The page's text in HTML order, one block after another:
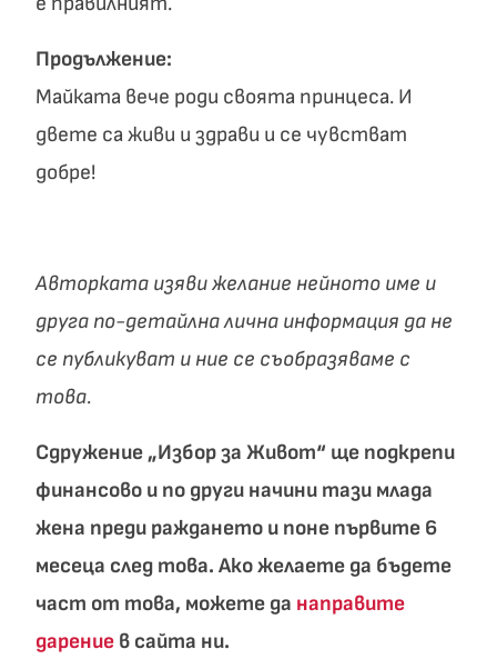
Продължение:
Майката вече роди своята принцеса. И
двете са живи и здрави и се чувстват
добре!
Авторката изяви желание нейното име и
друга по-детайлна лична информация да не
се публикуват и ние се съобразяваме с
това.
Сдружение „Избор за Живот“ ще подкрепи
финансово и по други начини тази млада
жена преди раждането и поне първите 6
месеца след това. Ако желаете да бъдете
част от това, можете да направите
дарение в сайта ни.